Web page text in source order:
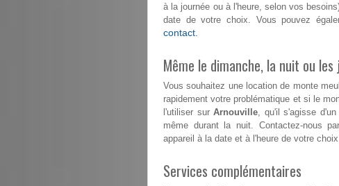
à la journée ou à l'heure, selon vos
date de votre choix. Vous pouvez
contact.
Même le dimanche, la nuit ou
Vous souhaitez une location de monte
rapidement votre problématique et si le
l'utiliser sur Arnouville, qu'il s'agisse
même durant la nuit. Contactez-nous
appareil à la date et à l'heure de votre
Services complémentaires